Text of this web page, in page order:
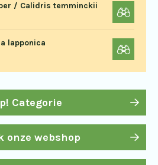
/ Calidris temminckii
lapponica
Categorie
onze webshop